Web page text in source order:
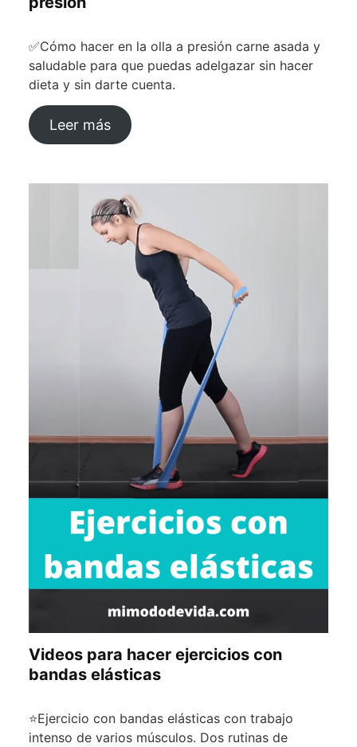
✅Cómo hacer en la olla a presión carne asada y
saludable para que puedas adelgazar sin hacer
dieta y sin darte cuenta.
Leer más
Videos para hacer ejercicios con
bandas elásticas
⭐Ejercicio con bandas elásticas con trabajo
intenso de varios músculos. Dos rutinas de